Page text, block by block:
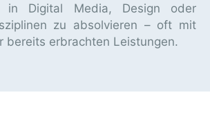
in Digital Media, Design oder
zu absolvieren – oft mit
bereits erbrachten Leistungen.